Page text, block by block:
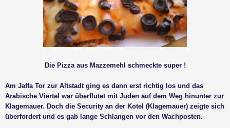
Die Pizza aus Mazzemehl schmeckte super !
Am Jaffa Tor zur Altstadt ging es dann erst richtig los und das
Arabische Viertel war überflutet mit Juden auf dem Weg hinunter zur
Klagemauer. Doch die Security an der Kotel (Klagemauer) zeigte sich
überfordert und es gab lange Schlangen vor den Wachposten.